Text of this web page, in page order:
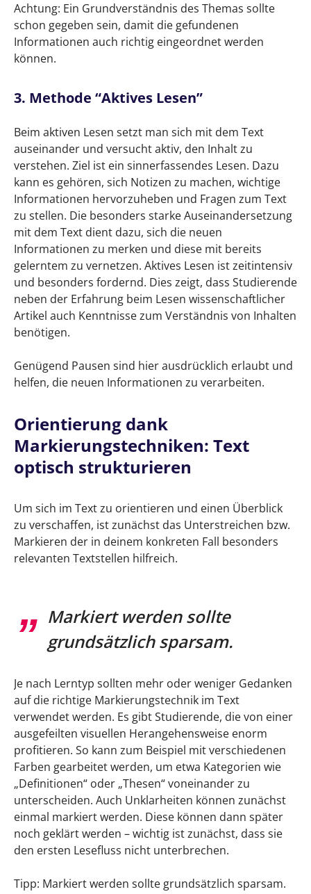
Achtung: Ein Grundverständnis des Themas sollte
schon gegeben sein, damit die gefundenen
Informationen auch richtig eingeordnet werden
können.
3. Methode “Aktives Lesen”
Beim aktiven Lesen setzt man sich mit dem Text
auseinander und versucht aktiv, den Inhalt zu
verstehen. Ziel ist ein sinnerfassendes Lesen. Dazu
kann es gehören, sich Notizen zu machen, wichtige
Informationen hervorzuheben und Fragen zum Text
zu stellen. Die besonders starke Auseinandersetzung
mit dem Text dient dazu, sich die neuen
Informationen zu merken und diese mit bereits
gelerntem zu vernetzen. Aktives Lesen ist zeitintensiv
und besonders fordernd. Dies zeigt, dass Studierende
neben der Erfahrung beim Lesen wissenschaftlicher
Artikel auch Kenntnisse zum Verständnis von Inhalten
benötigen.
Genügend Pausen sind hier ausdrücklich erlaubt und
helfen, die neuen Informationen zu verarbeiten.
Orientierung dank
Markierungstechniken: Text
optisch strukturieren
Um sich im Text zu orientieren und einen Überblick
zu verschaffen, ist zunächst das Unterstreichen bzw.
Markieren der in deinem konkreten Fall besonders
relevanten Textstellen hilfreich.
Markiert werden sollte
grundsätzlich sparsam.
Je nach Lerntyp sollten mehr oder weniger Gedanken
auf die richtige Markierungstechnik im Text
verwendet werden. Es gibt Studierende, die von einer
ausgefeilten visuellen Herangehensweise enorm
profitieren. So kann zum Beispiel mit verschiedenen
Farben gearbeitet werden, um etwa Kategorien wie
„Definitionen“ oder „Thesen“ voneinander zu
unterscheiden. Auch Unklarheiten können zunächst
einmal markiert werden. Diese können dann später
noch geklärt werden – wichtig ist zunächst, dass sie
den ersten Lesefluss nicht unterbrechen.
Tipp: Markiert werden sollte grundsätzlich sparsam.